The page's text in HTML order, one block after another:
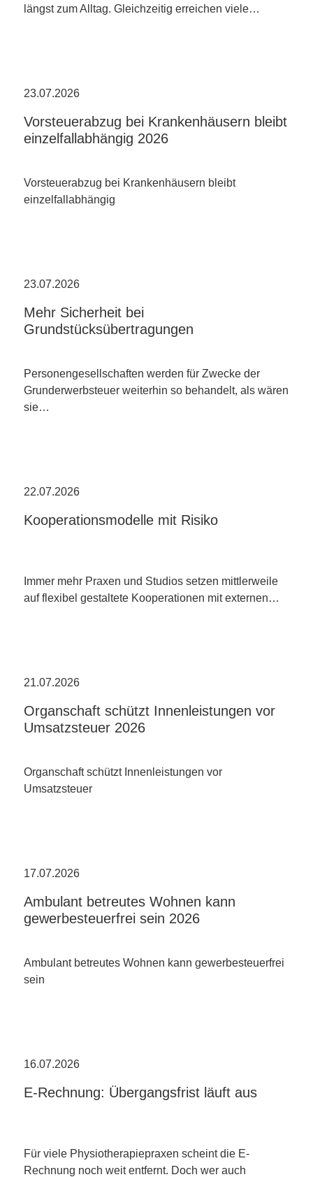
längst zum Alltag. Gleichzeitig erreichen viele…
23.07.2026
Vorsteuerabzug bei Krankenhäusern bleibt
einzelfallabhängig 2026
Vorsteuerabzug bei Krankenhäusern bleibt
einzelfallabhängig
23.07.2026
Mehr Sicherheit bei
Grundstücksübertragungen
Personengesellschaften werden für Zwecke der
Grunderwerbsteuer weiterhin so behandelt, als wären
sie…
22.07.2026
Kooperationsmodelle mit Risiko
Immer mehr Praxen und Studios setzen mittlerweile
auf flexibel gestaltete Kooperationen mit externen…
21.07.2026
Organschaft schützt Innenleistungen vor
Umsatzsteuer 2026
Organschaft schützt Innenleistungen vor
Umsatzsteuer
17.07.2026
Ambulant betreutes Wohnen kann
gewerbesteuerfrei sein 2026
Ambulant betreutes Wohnen kann gewerbesteuerfrei
sein
16.07.2026
E-Rechnung: Übergangsfrist läuft aus
Für viele Physiotherapiepraxen scheint die E-
Rechnung noch weit entfernt. Doch wer auch